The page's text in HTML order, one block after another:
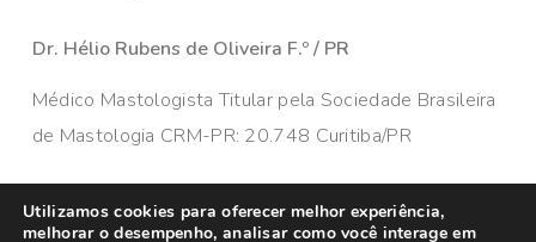
Dr. Hélio Rubens de Oliveira F.º / PR
Médico Mastologista Titular pela Sociedade Brasileira
de Mastologia CRM-PR: 20.748 Curitiba/PR
Utilizamos cookies para oferecer melhor experiência,
melhorar o desempenho, analisar como você interage em